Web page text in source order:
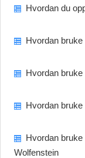
Hvordan du
Hvordan
Hvordan
Hvordan
Hvordan
Wolfenstein